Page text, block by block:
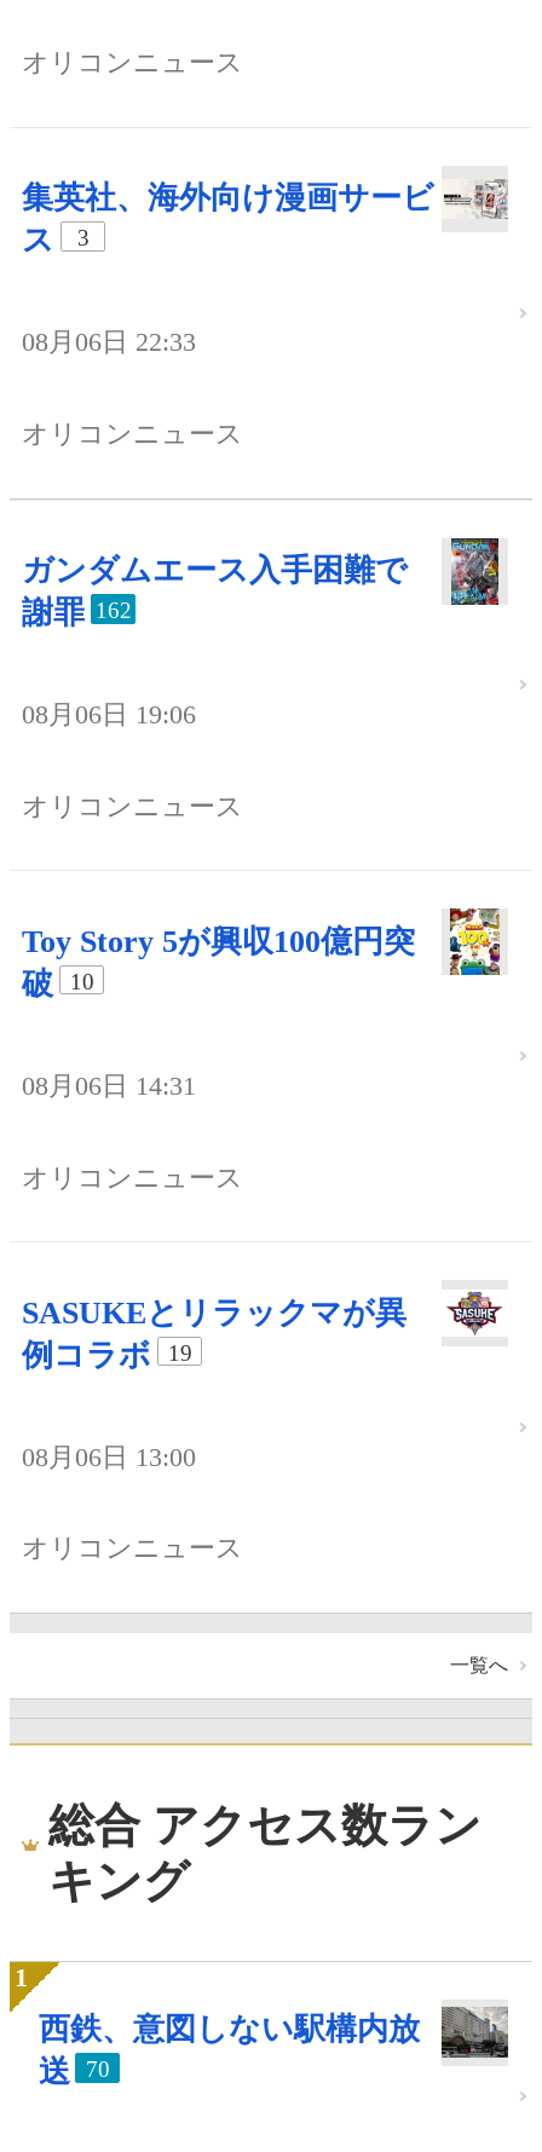
オリコンニュース
集英社、海外向け漫画サービ
ス
3
08月06日 22:33
オリコンニュース
ガンダムエース入手困難で
謝罪 162
08月06日 19:06
オリコンニュース
Toy Story 5が興収100億円突
破
10
08月06日 14:31
オリコンニュース
SASUKEとリラックマが異
例コラボ
19
08月06日 13:00
オリコンニュース
一覧へ
総合 アクセス数ラン
キング
西鉄、意図しない駅構内放
送
70